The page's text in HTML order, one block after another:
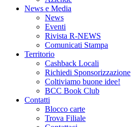
News e Media
News
Eventi
Rivista R-NEWS
Comunicati Stampa
Territorio
Cashback Locali
Richiedi Sponsorizzazione
Coltiviamo buone idee!
BCC Book Club
Contatti
Blocco carte
Trova Filiale